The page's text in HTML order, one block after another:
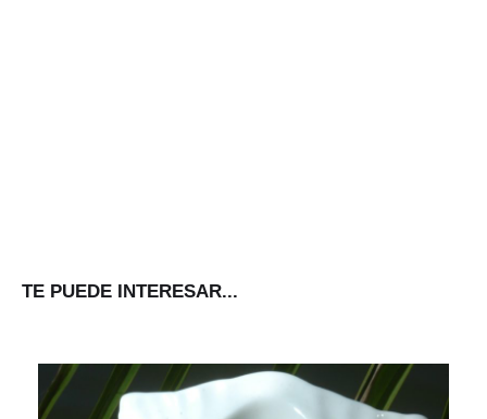
TE PUEDE INTERESAR...